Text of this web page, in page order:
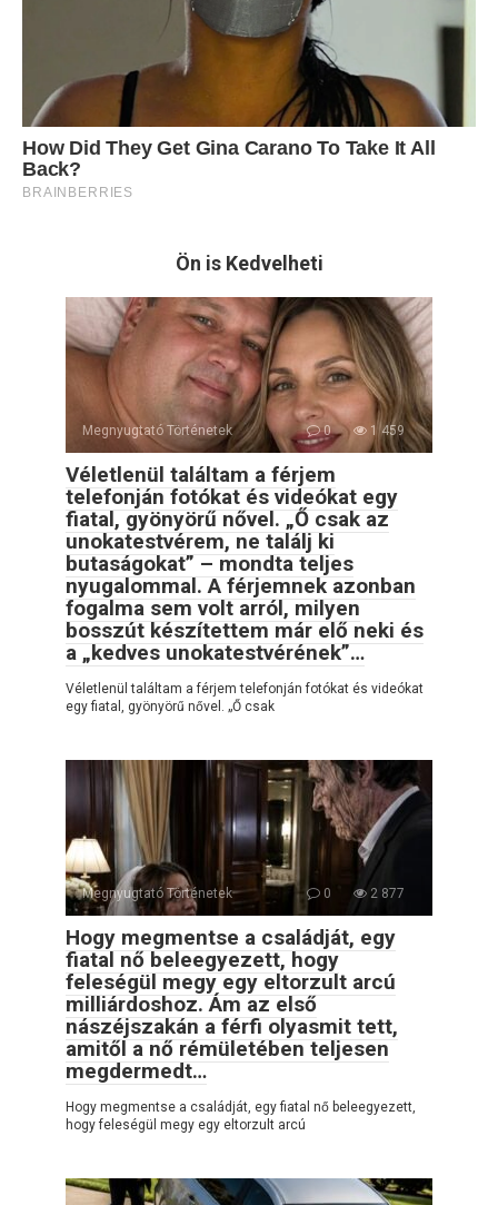
Ön is Kedvelheti
Megnyugtató Történetek 0 1 459
Véletlenül találtam a férjem
telefonján fotókat és videókat egy
fiatal, gyönyörű nővel. „Ő csak az
unokatestvérem, ne találj ki
butaságokat” – mondta teljes
nyugalommal. A férjemnek azonban
fogalma sem volt arról, milyen
bosszút készítettem már elő neki és
a „kedves unokatestvérének”…
Véletlenül találtam a férjem telefonján fotókat és videókat
egy fiatal, gyönyörű nővel. „Ő csak
Megnyugtató Történetek 0 2 877
Hogy megmentse a családját, egy
fiatal nő beleegyezett, hogy
feleségül megy egy eltorzult arcú
milliárdoshoz. Ám az első
nászéjszakán a férfi olyasmit tett,
amitől a nő rémületében teljesen
megdermedt…
Hogy megmentse a családját, egy fiatal nő beleegyezett,
hogy feleségül megy egy eltorzult arcú